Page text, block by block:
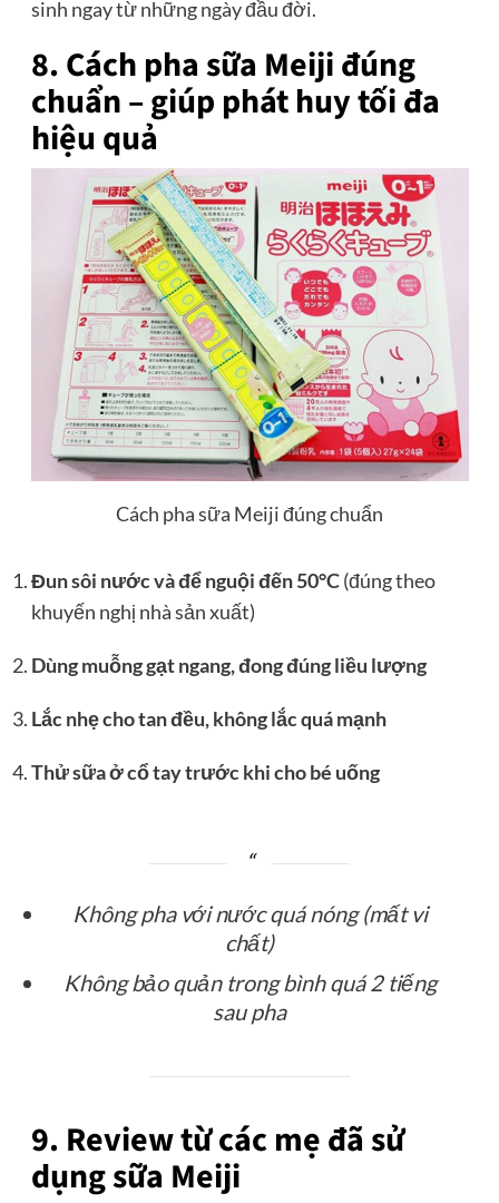
sinh ngay từ những ngày đầu đời.
8. Cách pha sữa Meiji đúng
chuẩn – giúp phát huy tối đa
hiệu quả
Cách pha sữa Meiji đúng chuẩn
Đun sôi nước và để nguội đến 50°C(đúng theo
khuyến nghị nhà sản xuất)
Dùng muỗng gạt ngang, đong đúng liều lượng
Lắc nhẹ cho tan đều, không lắc quá mạnh
Thử sữa ở cổ tay trước khi cho bé uống
Không pha với nước quá nóng (mất vi
chất)
Không bảo quản trong bình quá 2 tiếng
sau pha
9. Review từ các mẹ đã sử
dụng sữa Meiji